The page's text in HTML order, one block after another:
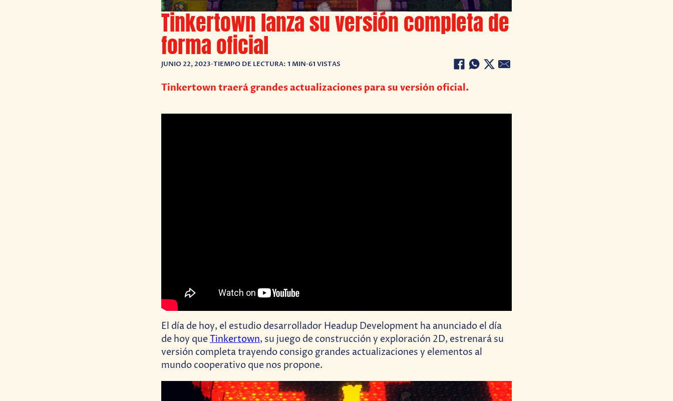
Tinkertown lanza su versión completa de
forma oficial
JUNIO 22, 2023•TIEMPO DE LECTURA: 1 MIN•61 VISTAS
Tinkertown traerá grandes actualizaciones para su versión oficial.
El día de hoy, el estudio desarrollador Headup Development ha anunciado el día
de hoy queTinkertown, su juego de construcción y exploración 2D, estrenará su
versión completa trayendo consigo grandes actualizaciones y elementos al
mundo cooperativo que nos propone.